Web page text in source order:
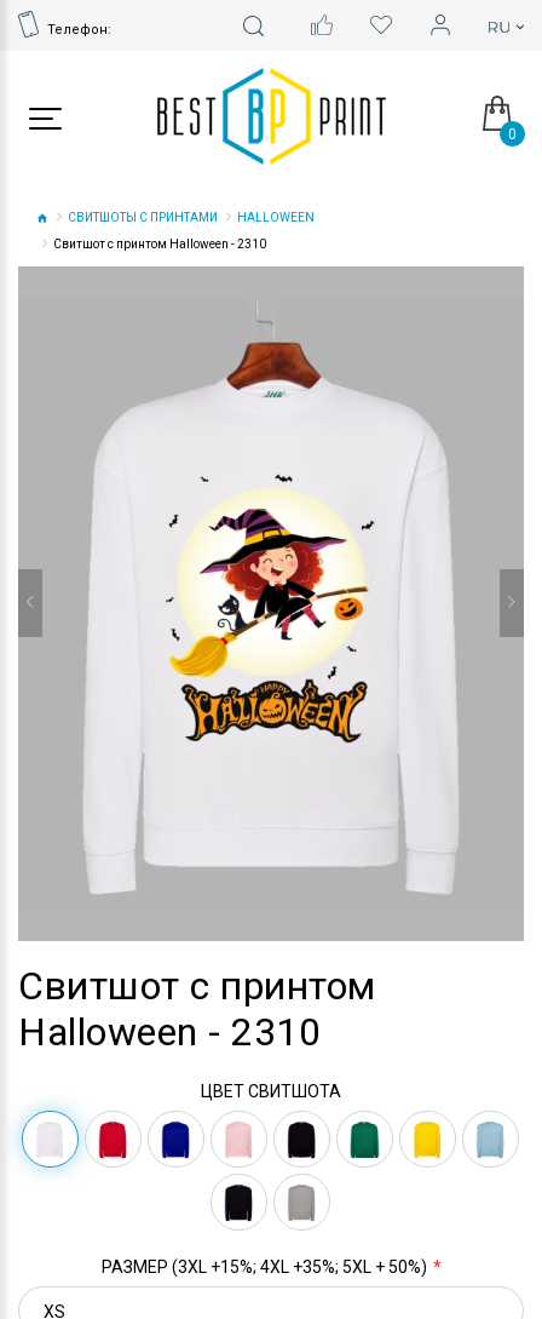
Телефон:
0
СВИТШОТЫ С ПРИНТАМИ
HALLOWEEN
Свитшот с принтом Halloween - 2310
Свитшот с принтом
Halloween - 2310
ЦВЕТ СВИТШОТА
РАЗМЕР (3XL +15%; 4XL +35%; 5XL + 50%)